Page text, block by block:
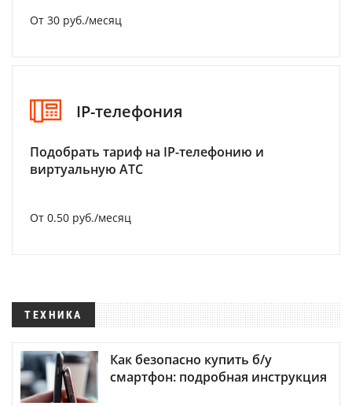
От 30 руб./месяц
IP-телефония
Подобрать тариф на IP-телефонию и
виртуальную АТС
От 0.50 руб./месяц
ТЕХНИКА
Как безопасно купить б/у
смартфон: подробная инструкция